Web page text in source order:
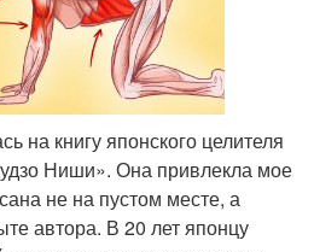
на книгу японского целителя
Ниши». Она привлекла мое
не на пустом месте, а
автора. В 20 лет японцу